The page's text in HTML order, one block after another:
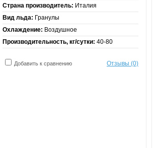
Страна производитель: Италия
Вид льда: Гранулы
Охлаждение: Воздушное
Производительность, кг/сутки: 40-80
Добавить к сравнению Отзывы (0)